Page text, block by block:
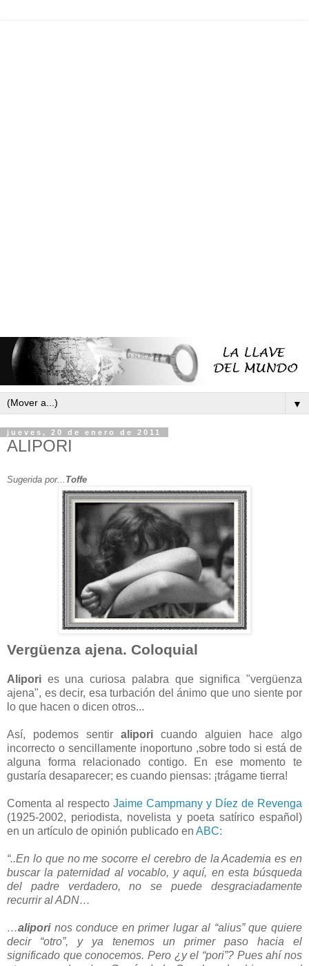
▼
jueves, 20 de enero de 2011
ALIPORI
Sugerida por... Toffe
Vergüenza ajena. Coloquial
Alipori es una curiosa palabra que significa "vergüenza
ajena", es decir, esa turbación del ánimo que uno siente por
lo que hacen o dicen otros...
Así, podemos sentir alipori cuando alguien hace algo
incorrecto o sencillamente inoportuno ,sobre todo si está de
alguna forma relacionado contigo. En ese momento te
gustaría desaparecer; es cuando piensas: ¡trágame tierra!
Comenta al respecto Jaime Campmany y Díez de Revenga
(1925-2002, periodista, novelista y poeta satírico español)
en un artículo de opinión publicado en ABC:
“..En lo que no me socorre el cerebro de la Academia es en
buscar la paternidad al vocablo, y aquí, en esta búsqueda
del padre verdadero, no se puede desgraciadamente
recurrir al ADN…
…alipori nos conduce en primer lugar al “alius” que quiere
decir “otro”, y ya tenemos un primer paso hacia el
significado que conocemos. Pero ¿y el “pori”? Pues ahí nos